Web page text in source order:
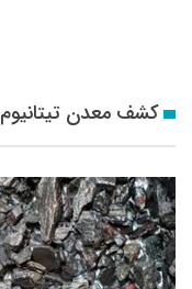
کشف معدن تیتانیوم